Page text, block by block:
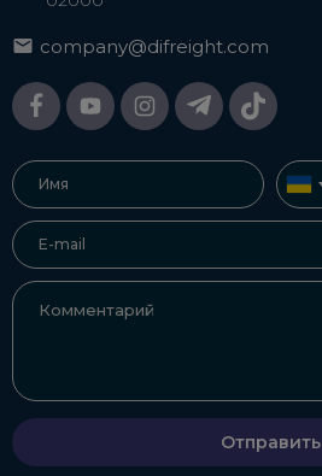
company@difreight.com
Отправить